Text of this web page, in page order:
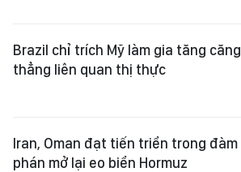
Brazil chỉ trích Mỹ làm gia tăng căng
thẳng liên quan thị thực
Iran, Oman đạt tiến triển trong đàm
phán mở lại eo biển Hormuz